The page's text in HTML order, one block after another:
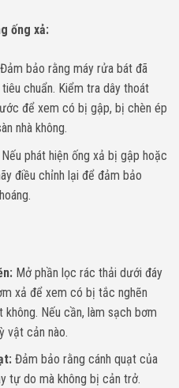
ống xả:
bảo rằng máy rửa bát đã
chuẩn. Kiểm tra dây thoát
để xem có bị gập, bị chèn ép
nhà không.
phát hiện ống xả bị gập hoặc
điều chỉnh lại để đảm bảo
Mở phần lọc rác thải dưới đáy
xả để xem có bị tắc nghẽn
Nếu cần, làm sạch bơm
vật cản nào.
Đảm bảo rằng cánh quạt của
tự do mà không bị cản trở.